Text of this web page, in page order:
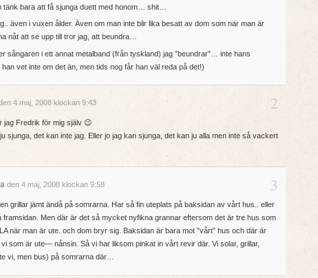
tänk bara att få sjunga duett med honom… shit…
även i vuxen ålder. Även om man inte blir lika besatt av dom som när man är
nåt att se upp till tror jag, att beundra…
sångaren i ett annat metalband (från tyskland) jag ”beundrar”… inte hans
vet inte om det än, men tids nog får han väl reda på det!)
4 maj, 2008 klockan 9:43 2
jag Fredrik för mig själv 😉
sjunga, det kan inte jag. Eller jo jag kan sjunga, det kan ju alla men inte så vackert
den 4 maj, 2008 klockan 9:58 3
grillar jämt ändå på somrarna. Har så fin uteplats på baksidan av vårt hus.. eller
framsidan. Men där är det så mycket nyfikna grannar eftersom det är tre hus som
när man är ute. och dom bryr sig. Baksidan är bara mot ”vårt” hus och där är
som är ute— nånsin. Så vi har liksom pinkat in vårt revir där. Vi solar, grillar,
vi, men bus) på somrarna där…